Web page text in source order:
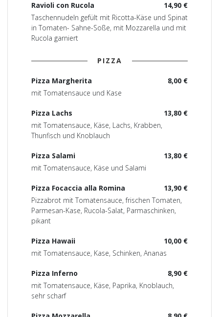
14,90 €
Ravioli con Rucola
Taschennudeln gefült mit Ricotta-Käse und Spinat
in Tomaten- Sahne-Soße, mit Mozzarella und mit
Rucola garniert
PIZZA
8,00 €
Pizza Margherita
mit Tomatensauce und Kase
13,80 €
Pizza Lachs
mit Tomatensauce, Käse, Lachs, Krabben,
Thunfisch und Knoblauch
13,80 €
Pizza Salami
mit Tomatensauce, Käse und Salami
13,90 €
Pizza Focaccia alla Romina
Pizzabrot mit Tomatensauce, frischen Tomaten,
Parmesan-Kase, Rucola-Salat, Parmaschinken,
pikant
10,00 €
Pizza Hawaii
mit Tomatensauce, Kase, Schinken, Ananas
8,90 €
Pizza Inferno
mit Tomatensauce, Käse, Paprika, Knoblauch,
sehr scharf